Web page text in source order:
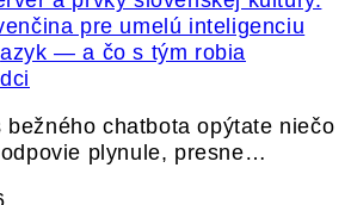
pre umelú inteligenciu
— a čo s tým robia
bežného chatbota opýtate niečo
plynule, presne…